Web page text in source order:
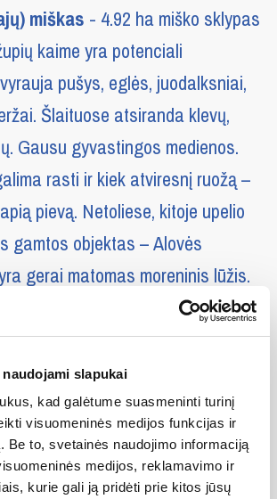
slapukai
kad galėtume suasmeninti turinį
visuomeninės medijos funkcijas ir
Be to, svetainės naudojimo informaciją
medijos, reklamavimo ir
kurie gali ją pridėti prie kitos jūsų
miškas- 4.92 ha miško sklypas
kaime yra potenciali
pušys, eglės, juodalksniai,
Šlaituose atsiranda klevų,
Gausu gyvastingos medienos.
rasti ir kiek atviresnį ruožą –
pievą. Netoliese, kitoje upelio
gamtos objektas – Alovės
gerai matomas moreninis lūžis.
nors žmogui sunkiai
šlaitų, šaltinių, upės vingių,
senvagių, šiais panemunio
briedės su jaunikliais.
miškas- 21.39 ha,
k. Vidurio Lietuvoje,